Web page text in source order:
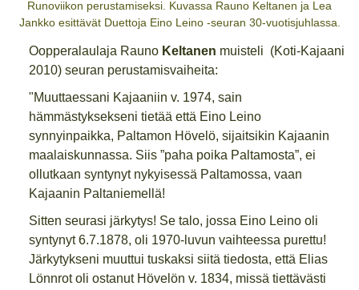
Runoviikon perustamiseksi. Kuvassa Rauno Keltanen ja Lea
Jankko esittävät Duettoja Eino Leino -seuran 30-vuotisjuhlassa.
Oopperalaulaja Rauno Keltanen muisteli (Koti-Kajaani
2010) seuran perustamisvaiheita:
"Muuttaessani Kajaaniin v. 1974, sain
hämmästyksekseni tietää että Eino Leino
synnyinpaikka, Paltamon Hövelö, sijaitsikin Kajaanin
maalaiskunnassa. Siis ”paha poika Paltamosta”, ei
ollutkaan syntynyt nykyisessä Paltamossa, vaan
Kajaanin Paltaniemellä!
Sitten seurasi järkytys! Se talo, jossa Eino Leino oli
syntynyt 6.7.1878, oli 1970-luvun vaihteessa purettu!
Järkytykseni muuttui tuskaksi siitä tiedosta, että Elias
Lönnrot oli ostanut Hövelön v. 1834, missä tiettävästi